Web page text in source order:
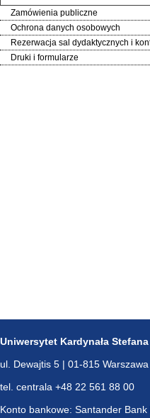
Zamówienia publiczne
Ochrona danych osobowych
Rezerwacja sal dydaktycznych i
Druki i formularze
Uniwersytet Kardynała
ul. Dewajtis 5 | 01-815 Warszawa
tel. centrala +48 22 561 88 00
Konto bankowe: Santander